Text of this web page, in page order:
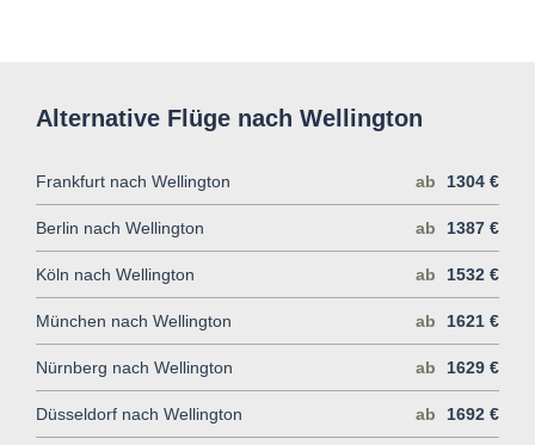
Alternative Flüge nach Wellington
Frankfurt nach Wellington ab 1304 €
Berlin nach Wellington ab 1387 €
Köln nach Wellington ab 1532 €
München nach Wellington ab 1621 €
Nürnberg nach Wellington ab 1629 €
Düsseldorf nach Wellington ab 1692 €